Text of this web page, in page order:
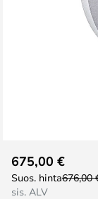
to
the
675,00 €
Suos. hinta676,00
sis. ALV